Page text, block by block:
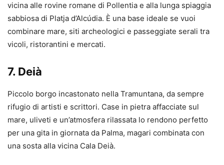
vicina alle rovine romane di Pollentia e alla lunga spiaggia
sabbiosa di Platja d’Alcúdia. È una base ideale se vuoi
combinare mare, siti archeologici e passeggiate serali tra
vicoli, ristorantini e mercati.
7. Deià
Piccolo borgo incastonato nella Tramuntana, da sempre
rifugio di artisti e scrittori. Case in pietra affacciate sul
mare, uliveti e un’atmosfera rilassata lo rendono perfetto
per una gita in giornata da Palma, magari combinata con
una sosta alla vicina Cala Deià.